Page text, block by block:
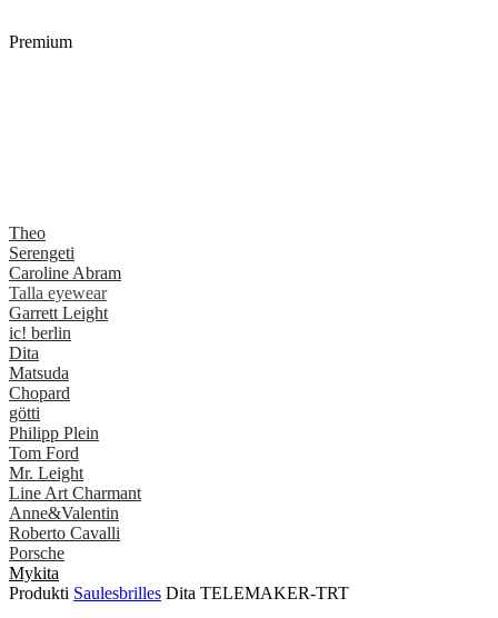
Premium
Theo
Serengeti
Caroline Abram
Talla eyewear
Garrett Leight
ic! berlin
Dita
Matsuda
Chopard
götti
Philipp Plein
Tom Ford
Mr. Leight
Line Art Charmant
Anne&Valentin
Roberto Cavalli
Porsche
Mykita
Produkti Saulesbrilles Dita TELEMAKER-TRT